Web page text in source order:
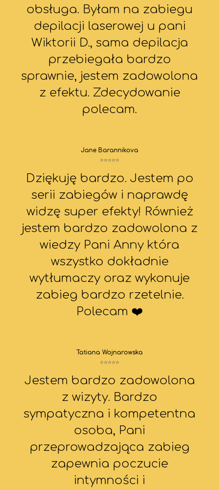
obsługa. Byłam na zabiegu
depilacji laserowej u pani
Wiktorii D., sama depilacja
przebiegała bardzo
sprawnie, jestem zadowolona
z efektu. Zdecydowanie
polecam.
Jane Barannikova
⭐⭐⭐⭐⭐
Dziękuję bardzo. Jestem po
serii zabiegów i naprawdę
widzę super efekty! Również
jestem bardzo zadowolona z
wiedzy Pani Anny która
wszystko dokładnie
wytłumaczy oraz wykonuje
zabieg bardzo rzetelnie.
Polecam ❤️
Tatiana Wojnarowska
⭐⭐⭐⭐⭐
Jestem bardzo zadowolona
z wizyty. Bardzo
sympatyczna i kompetentna
osoba, Pani
przeprowadzająca zabieg
zapewnia poczucie
intymności i